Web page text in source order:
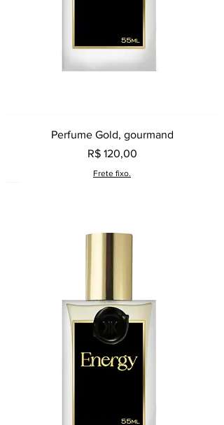
Perfume Gold, gourmand
Preço
R$ 120,00
Frete fixo.